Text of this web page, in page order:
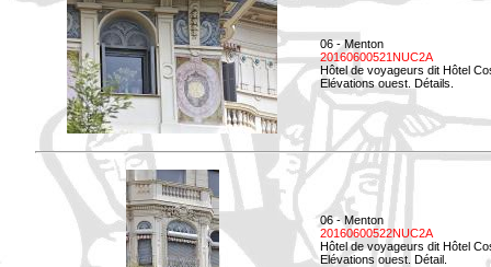
06 - Menton
20160600521NUC2A
Hôtel de voyageurs dit Hôtel
Elévations ouest. Détails.
06 - Menton
20160600522NUC2A
Hôtel de voyageurs dit Hôtel
Elévations ouest. Détail.